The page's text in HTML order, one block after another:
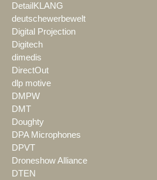
DetailKLANG
deutschewerbewelt
Digital Projection
Digitech
dimedis
DirectOut
dlp motive
DMPW
DMT
Doughty
DPA Microphones
DPVT
Droneshow Alliance
DTEN